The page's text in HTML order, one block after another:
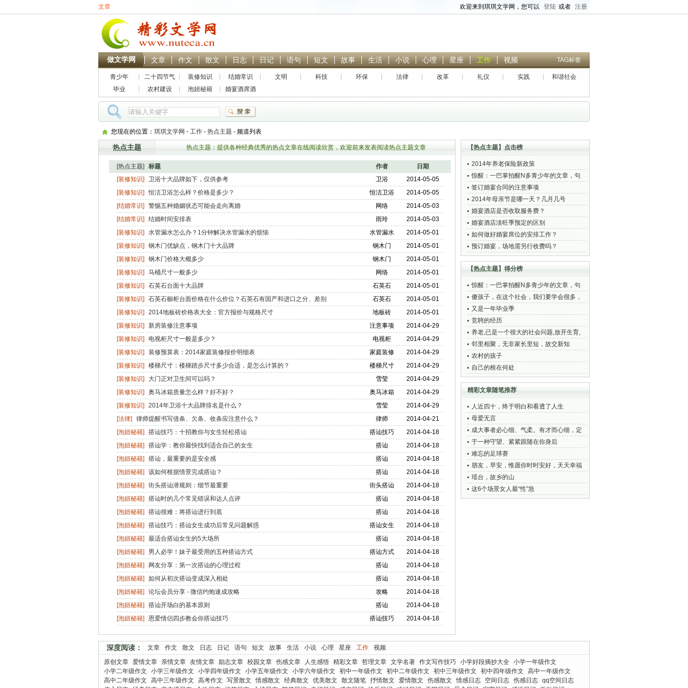
文章 欢迎来到琪琪文学网，您可以 登陆 或者 注册
做文学网 文章 作文 散文 日志 日记 语句 短文 故事 生活 小说 心理 星座 工作 视频 TAG标签
青少年 二十四节气 装修知识 结婚常识 文明 科技 环保 法律 改革 礼仪 实践
和谐社会
毕业
农村建设 泡妞秘籍
婚宴酒席酒
店
热门搜索：
您现在的位置： 琪琪文学网 - 工作 - 热点主题 - 频道列表
热点主题 热点主题：提供各种经典优秀的热点文章在线阅读欣赏，欢迎前来发表阅读热点主题文章
日期
作者
[热点主题]
标题
2014-05-05
卫浴
[装修知识]
卫浴十大品牌如下，仅供参考
2014-05-05
恒洁卫浴
[装修知识]
恒洁卫浴怎么样？价格是多少？
2014-05-03
网络
[结婚常识]
警惕五种婚姻状态可能会走向离婚
2014-05-03
雨玲
[结婚常识]
结婚时间安排表
2014-05-01
水管漏水
[装修知识]
水管漏水怎么办？1分钟解决水管漏水的烦恼
2014-05-01
钢木门
[装修知识]
钢木门优缺点，钢木门十大品牌
2014-05-01
钢木门
[装修知识]
钢木门价格大概多少
2014-05-01
网络
[装修知识]
马桶尺寸一般多少
2014-05-01
石英石
[装修知识]
石英石台面十大品牌
2014-05-01
石英石
[装修知识]
石英石橱柜台面价格在什么价位？石英石有国产和进口之分、差别
2014-05-01
地板砖
[装修知识]
2014地板砖价格表大全：官方报价与规格尺寸
2014-04-29
注意事项
[装修知识]
新房装修注意事项
2014-04-29
电视柜
[装修知识]
电视柜尺寸一般是多少？
2014-04-29
家庭装修
[装修知识]
装修预算表：2014家庭装修报价明细表
2014-04-29
楼梯尺寸
[装修知识]
楼梯尺寸：楼梯踏步尺寸多少合适，是怎么计算的？
2014-04-29
雪莹
[装修知识]
大门正对卫生间可以吗？
2014-04-29
奥马冰箱
[装修知识]
奥马冰箱质量怎么样？好不好？
2014-04-29
雪莹
[装修知识]
2014年卫浴十大品牌排名是什么？
2014-04-21
律师
[法律]
律师提醒书写借条、欠条、收条应注意什么？
2014-04-18
搭讪技巧
[泡妞秘籍]
搭讪技巧：十招教你与女生轻松搭讪
2014-04-18
搭讪
[泡妞秘籍]
搭讪学：教你最快找到适合自己的女生
2014-04-18
搭讪
[泡妞秘籍]
搭讪，最重要的是安全感
2014-04-18
搭讪
[泡妞秘籍]
该如何根据情景完成搭讪？
2014-04-18
街头搭讪
[泡妞秘籍]
街头搭讪潜规则：细节最重要
2014-04-18
搭讪
[泡妞秘籍]
搭讪时的几个常见错误和达人点评
2014-04-18
搭讪
[泡妞秘籍]
搭讪很难：将搭讪进行到底
2014-04-18
搭讪女生
[泡妞秘籍]
搭讪技巧：搭讪女生成功后常见问题解惑
2014-04-18
搭讪
[泡妞秘籍]
最适合搭讪女生的5大场所
2014-04-18
搭讪方式
[泡妞秘籍]
男人必学！妹子最受用的五种搭讪方式
2014-04-18
搭讪
[泡妞秘籍]
网友分享：第一次搭讪的心理过程
2014-04-18
搭讪
[泡妞秘籍]
如何从初次搭讪变成深入相处
2014-04-18
攻略
[泡妞秘籍]
论坛会员分享 - 微信约炮速成攻略
2014-04-18
搭讪
[泡妞秘籍]
搭讪开场白的基本原则
2014-04-18
搭讪技巧
[泡妞秘籍] 恩爱情侣四步教会你搭讪技巧
【热点主题】点击榜
2014年养老保险新政策
惊醒：一巴掌拍醒N多青少年的文章，句
句触及神经！
签订婚宴合同的注意事项
2014年母亲节是哪一天？几月几号
婚宴酒店是否收取服务费？
婚宴酒店淡旺季预定的区别
如何做好婚宴席位的安排工作？
预订婚宴，场地需另行收费吗？
【热点主题】得分榜
惊醒：一巴掌拍醒N多青少年的文章，句
句触及神经！
傻孩子，在这个社会，我们要学会很多，
习惯很多
又是一年毕业季
竞聘的经历
养老,已是一个很大的社会问题,放开生育,
似乎是势在必行的了
邻里相聚，无非家长里短，故交新知
农村的孩子
自己的根在何处
精彩文章随笔推荐
人近四十，终于明白和看透了人生
母爱无言
成大事者必心细、气柔。有才而心细，定
属大才
于一种守望、紧紧跟随在你身后
难忘的足球赛
朋友，早安，惟愿你时时安好，天天幸福
瑶台，故乡的山
这6个场景女人最“性”急
深度阅读： 文章 作文 散文 日志 日记 语句 短文 故事 生活 小说 心理 星座 工作
视频
原创文章 爱情文章 亲情文章 友情文章 励志文章 校园文章 伤感文章 人生感悟 精彩文章 哲理文章 文学名著 作文写作技巧 小学好段摘抄大全 小学一年级作文
小学二年级作文
小学三年级作文 小学四年级作文 小学五年级作文 小学六年级作文 初中一年级作文 初中二年级作文 初中三年级作文 初中四年级作文
高中一年级作文
高中二年级作文
高中三年级作文 高考作文 写景散文 情感散文 经典散文 优美散文 散文随笔 抒情散文 爱情散文 伤感散文 情感日志 空间日志 伤感日志 qq空间日志